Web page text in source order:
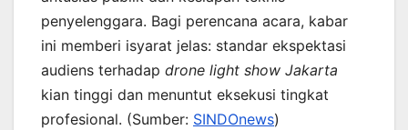
penyelenggara. Bagi perencana acara, kabar
ini memberi isyarat jelas: standar ekspektasi
audiens terhadap drone light show Jakarta
kian tinggi dan menuntut eksekusi tingkat
profesional. (Sumber: SINDOnews)